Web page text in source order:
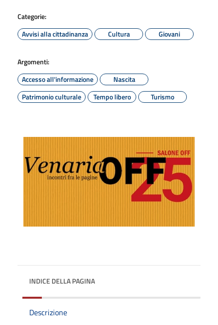
Categorie:
Avvisi alla cittadinanza
Cultura Giovani
Argomenti:
Accesso all'informazione
Nascita
Patrimonio culturale
Tempo libero Turismo
INDICE DELLA PAGINA
Descrizione